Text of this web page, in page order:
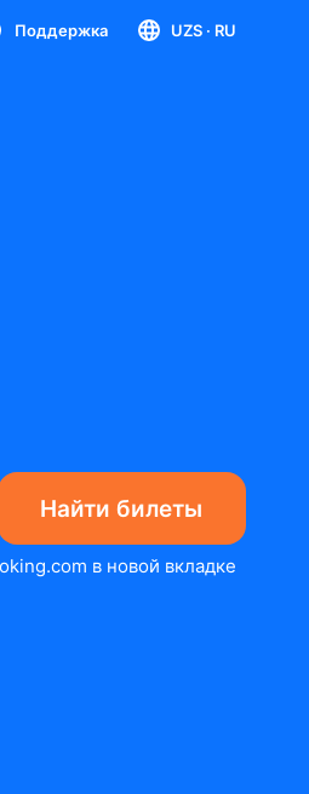
Поддержка UZS · RU
Найти билеты
в новой вкладке